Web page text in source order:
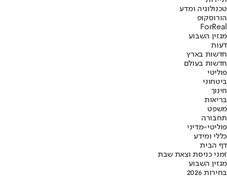
טכנולוגיה ומדע
הורוסקופ
ForReal
מגזין השבוע
דעות
חדשות בארץ
חדשות בעולם
פוליטי
ביטחוני
חינוך
בריאות
משפט
תחבורה
פוליטי-מדיני
כללי ומידע
דף הבית
זמני כניסת וצאת שבת
מגזין השבוע
בחירות 2026